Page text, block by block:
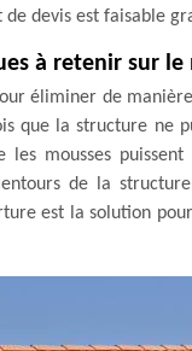
devis est faisable
à retenir sur
éliminer de
que la structure ne
mousses
de la
est la solution